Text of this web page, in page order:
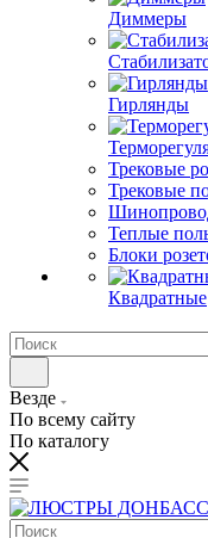
Диммеры
Гирлянды
Трековые
Трековые
Теплые
Блоки
Квадратные
Везде
По всему сайту
По каталогу